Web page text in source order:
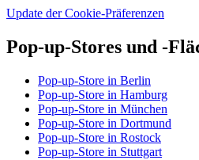
Update der Cookie-Präferenzen
Pop-up-Stores und -
Pop-up-Store in Berlin
Pop-up-Store in Hamburg
Pop-up-Store in München
Pop-up-Store in Dortmund
Pop-up-Store in Rostock
Pop-up-Store in Stuttgart